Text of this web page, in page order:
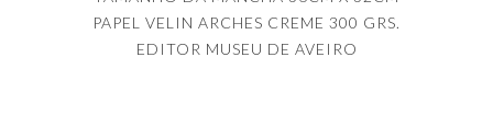
PAPEL VELIN ARCHES CREME 300 GRS.
EDITOR MUSEU DE AVEIRO